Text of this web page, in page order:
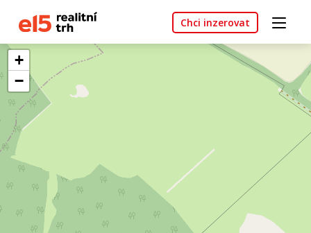
Chci inzerovat
+
−